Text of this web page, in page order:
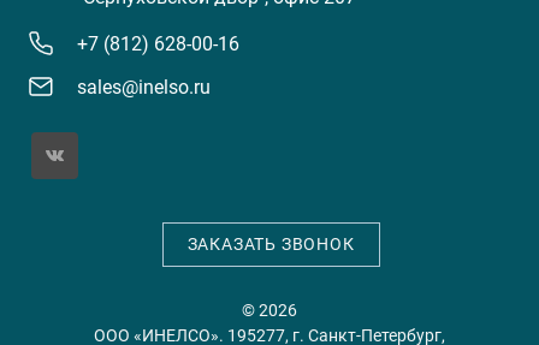
+7 (812) 628-00-16
sales@inelso.ru
ЗАКАЗАТЬ ЗВОНОК
© 2026
ООО «ИНЕЛСО». 195277, г. Санкт-Петербург,